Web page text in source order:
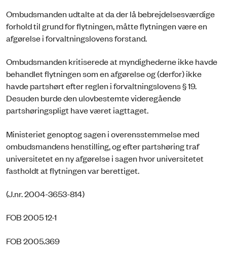
Ombudsmanden udtalte at da der lå bebrejdelsesværdige
forhold til grund for flytningen, måtte flytningen være en
afgørelse i forvaltningslovens forstand.
Ombudsmanden kritiserede at myndighederne ikke havde
behandlet flytningen som en afgørelse og (derfor) ikke
havde partshørt efter reglen i forvaltningslovens § 19.
Desuden burde den ulovbestemte videregående
partshøringspligt have været iagttaget.
Ministeriet genoptog sagen i overensstemmelse med
ombudsmandens henstilling, og efter partshøring traf
universitetet en ny afgørelse i sagen hvor universitetet
fastholdt at flytningen var berettiget.
(J.nr. 2004-3653-814)
FOB 2005 12-1
FOB 2005.369